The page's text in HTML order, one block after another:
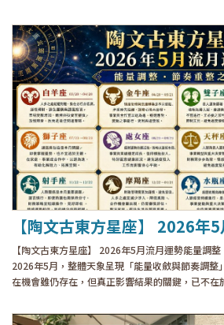
【陶文古東方星座】 2026年
【陶文古東方星座】 2026年5月流月運勢能量調
2026年5月，整體天象呈現「能量收斂與節奏調整
在機會雖仍存在，但真正影響結果的關鍵，已不在